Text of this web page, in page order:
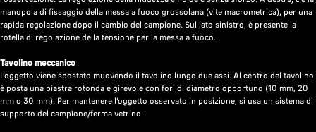
manopola di fissaggio della messa a fuoco grossolana (vite macrometrica), per una
rapida regolazione dopo il cambio del campione. Sul lato sinistro, è presente la
rotella di regolazione della tensione per la messa a fuoco.
Tavolino meccanico
L’oggetto viene spostato muovendo il tavolino lungo due assi. Al centro del tavolino
è posta una piastra rotonda e girevole con fori di diametro opportuno (10 mm, 20
mm o 30 mm). Per mantenere l’oggetto osservato in posizione, si usa un sistema di
supporto del campione/ferma vetrino.